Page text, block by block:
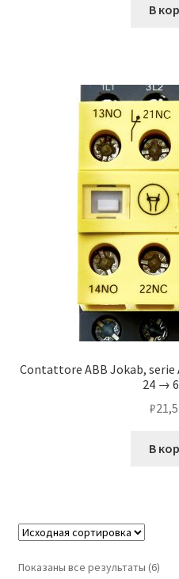
В
Contattore ABB Jokab, serie
24 →
₽
В
Показаны все результаты (6)